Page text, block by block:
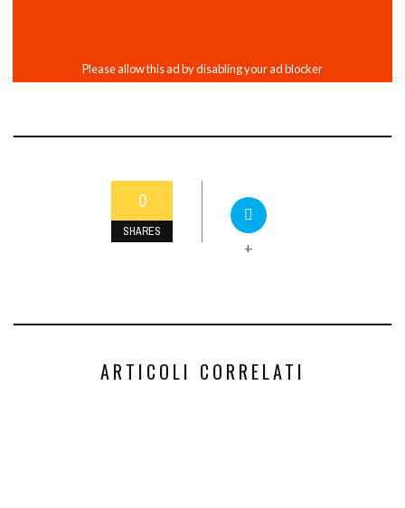
0
SHARES
+
ARTICOLI CORRELATI